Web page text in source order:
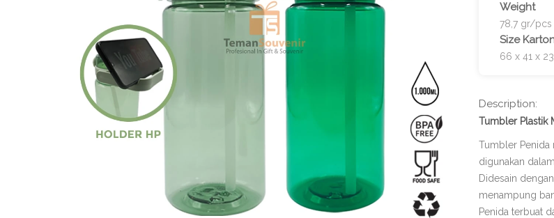
Weight
78,7 gr/pcs
Size
66 x 41 x
Description:
Tumbler Plastik
Tumbler
digunakan
Didesain
menampung
Penida terbuat